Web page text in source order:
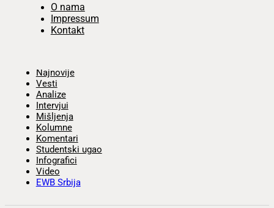
O nama
Impressum
Kontakt
Najnovije
Vesti
Analize
Intervjui
Mišljenja
Kolumne
Komentari
Studentski ugao
Infografici
Video
EWB Srbija